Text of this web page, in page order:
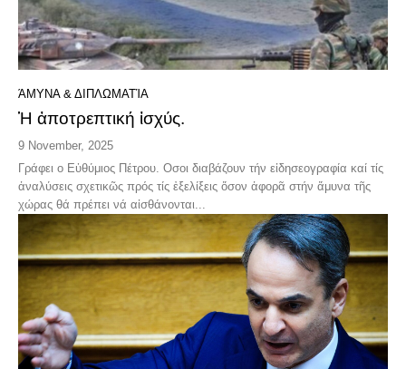
ΆΜΥΝΑ & ΔΙΠΛΩΜΑΤΊΑ
Ἡ ἀποτρεπτική ἰσχύς.
9 November, 2025
Γράφει ο Εὑθύμιος Πέτρου. Οσοι διαβάζουν τήν εἰδησεογραφία καί τίς
ἀναλύσεις σχετικῶς πρός τίς ἐξελίξεις ὅσον ἀφορᾶ στήν ἄμυνα τῆς
χώρας θά πρέπει νά αἰσθάνονται...